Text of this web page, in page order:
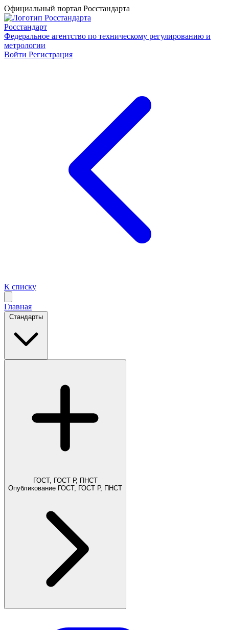
Официальный портал Росстандарта
Росстандарт
Федеральное агентство по техническому регулированию и
метрологии
Войти Регистрация
К списку
Главная
Стандарты
ГОСТ, ГОСТ Р, ПНСТ
Опубликование ГОСТ, ГОСТ Р, ПНСТ